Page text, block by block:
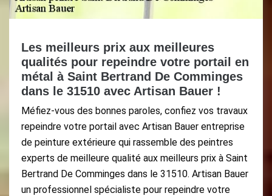
Les meilleurs prix aux meilleures
qualités pour repeindre votre portail en
métal à Saint Bertrand De Comminges
dans le 31510 avec Artisan Bauer !
Méfiez-vous des bonnes paroles, confiez vos travaux
repeindre votre portail avec Artisan Bauer entreprise
de peinture extérieure qui rassemble des peintres
experts de meilleure qualité aux meilleurs prix à Saint
Bertrand De Comminges dans le 31510. Artisan Bauer
un professionnel spécialiste pour repeindre votre